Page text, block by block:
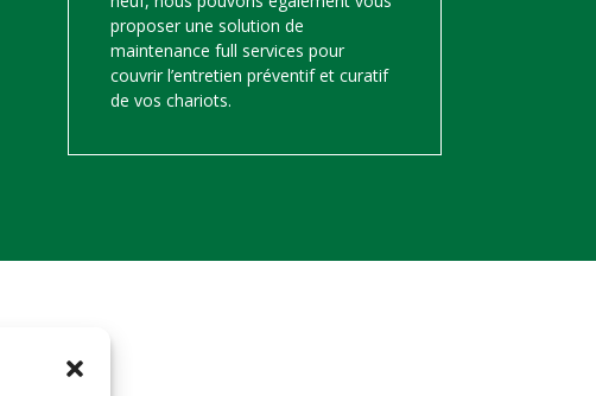
proposer une solution de
maintenance full services pour
couvrir l’entretien préventif et curatif
de vos chariots.